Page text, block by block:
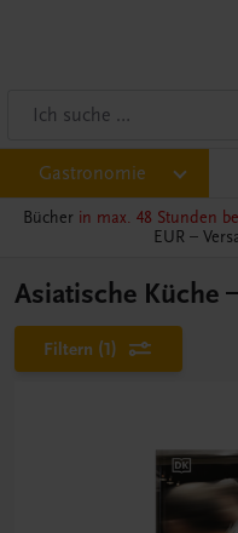
Gastronomie
Bücher in max. 48 Stunden
EUR –
Asiatische Küche
Filtern (1)